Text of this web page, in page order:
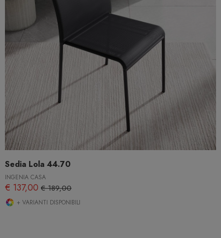
Sedia Lola 44.70
INGENIA CASA
€ 137,00 € 189,00
+ VARIANTI DISPONIBILI